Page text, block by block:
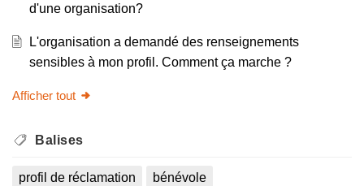
d'une organisation?
L'organisation a demandé des renseignements
sensibles à mon profil. Comment ça marche ?
Afficher tout
Balises
profil de réclamation bénévole